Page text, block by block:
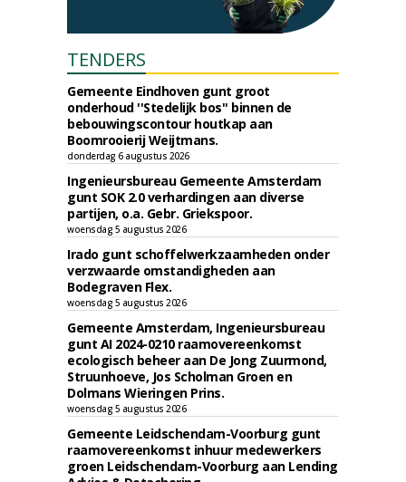
TENDERS
Gemeente Eindhoven gunt groot
onderhoud ''Stedelijk bos'' binnen de
bebouwingscontour houtkap aan
Boomrooierij Weijtmans.
donderdag 6 augustus 2026
Ingenieursbureau Gemeente Amsterdam
gunt SOK 2.0 verhardingen aan diverse
partijen, o.a. Gebr. Griekspoor.
woensdag 5 augustus 2026
Irado gunt schoffelwerkzaamheden onder
verzwaarde omstandigheden aan
Bodegraven Flex.
woensdag 5 augustus 2026
Gemeente Amsterdam, Ingenieursbureau
gunt AI 2024-0210 raamovereenkomst
ecologisch beheer aan De Jong Zuurmond,
Struunhoeve, Jos Scholman Groen en
Dolmans Wieringen Prins.
woensdag 5 augustus 2026
Gemeente Leidschendam-Voorburg gunt
raamovereenkomst inhuur medewerkers
groen Leidschendam-Voorburg aan Lending